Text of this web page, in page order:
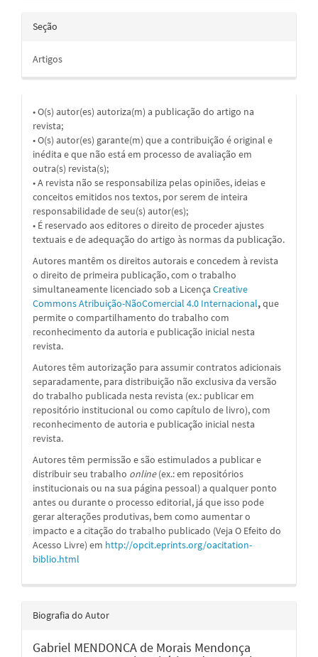
Seção
Artigos
• O(s) autor(es) autoriza(m) a publicação do artigo na
revista;
• O(s) autor(es) garante(m) que a contribuição é original e
inédita e que não está em processo de avaliação em
outra(s) revista(s);
• A revista não se responsabiliza pelas opiniões, ideias e
conceitos emitidos nos textos, por serem de inteira
responsabilidade de seu(s) autor(es);
• É reservado aos editores o direito de proceder ajustes
textuais e de adequação do artigo às normas da publicação.
Autores mantêm os direitos autorais e concedem à revista
o direito de primeira publicação, com o trabalho
simultaneamente licenciado sob a Licença Creative
Commons Atribuição-NãoComercial 4.0 Internacional,que
permite o compartilhamento do trabalho com
reconhecimento da autoria e publicação inicial nesta
revista.
Autores têm autorização para assumir contratos adicionais
separadamente, para distribuição não exclusiva da versão
do trabalho publicada nesta revista (ex.: publicar em
repositório institucional ou como capítulo de livro), com
reconhecimento de autoria e publicação inicial nesta
revista.
Autores têm permissão e são estimulados a publicar e
distribuir seu trabalho online(ex.: em repositórios
institucionais ou na sua página pessoal) a qualquer ponto
antes ou durante o processo editorial, já que isso pode
gerar alterações produtivas, bem como aumentar o
impacto e a citação do trabalho publicado (Veja O Efeito do
Acesso Livre) em http://opcit.eprints.org/oacitation-
biblio.html
Biografia do Autor
Gabriel MENDONCA de Morais Mendonça